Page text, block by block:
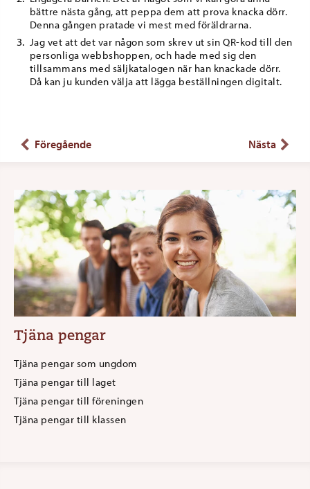
bättre nästa gång, att peppa dem att prova knacka dörr.
Denna gången pratade vi mest med föräldrarna.
Jag vet att det var någon som skrev ut sin QR-kod till den
personliga webbshoppen, och hade med sig den
tillsammans med säljkatalogen när han knackade dörr.
Då kan ju kunden välja att lägga beställningen digitalt.
Föregående Nästa
Tjäna pengar
Tjäna pengar som ungdom
Tjäna pengar till laget
Tjäna pengar till föreningen
Tjäna pengar till klassen